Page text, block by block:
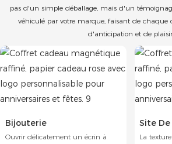
pas d'un simple déballage, mais d'un
véhiculé par votre marque, faisant de
d'anticipation et de
Bijouterie
Ouvrir délicatement un écrin à
Site
La